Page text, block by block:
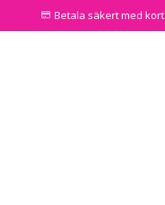
Betala säkert med kort